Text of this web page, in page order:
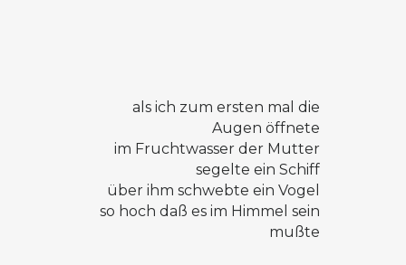
als ich zum ersten mal die
Augen öffnete
im Fruchtwasser der Mutter
segelte ein Schiff
über ihm schwebte ein Vogel
so hoch daß es im Himmel sein
mußte